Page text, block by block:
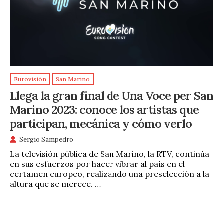
Eurovisión San Marino
Llega la gran final de Una Voce per San
Marino 2023: conoce los artistas que
participan, mecánica y cómo verlo
Sergio Sampedro
La televisión pública de San Marino, la RTV, continúa
en sus esfuerzos por hacer vibrar al país en el
certamen europeo, realizando una preselección a la
altura que se merece. …